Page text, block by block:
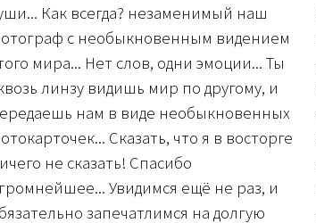
Как всегда? незаменимый наш
с необыкновенным видением
мира... Нет слов, одни эмоции... Ты
линзу видишь мир по другому, и
нам в виде необыкновенных
Сказать, что я в восторге
не сказать! Спасибо
Увидимся ещё не раз, и
запечатлимся на долгую